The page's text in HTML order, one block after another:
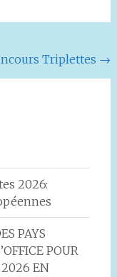
Triplettes →
2026:
PAYS
POUR
EN